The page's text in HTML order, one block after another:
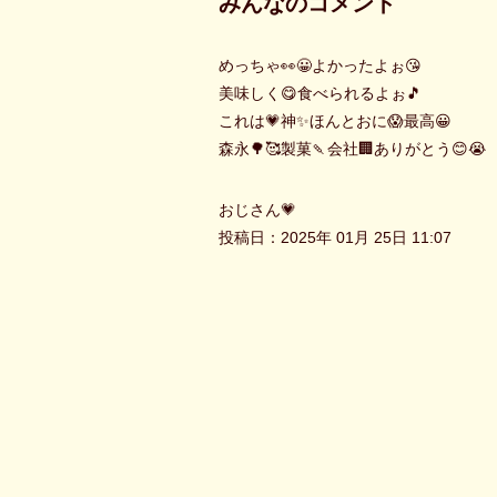
めっちゃ👀😀よかったよぉ😘
美味しく😋食べられるよぉ🎵
これは💗神✨ほんとおに😱最高😀
森永🌳🥰製菓🍡会社🏢ありがとう😊😭
おじさん💗
投稿日：2025年 01月 25日 11:07